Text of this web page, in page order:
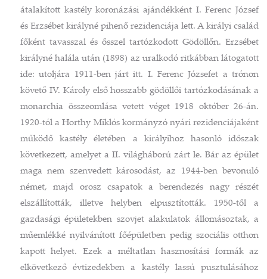
átalakított kastély koronázási ajándékként I. Ferenc József
és Erzsébet királyné pihenő rezidenciája lett. A királyi család
főként tavasszal és ősszel tartózkodott Gödöllőn. Erzsébet
királyné halála után (1898) az uralkodó ritkábban látogatott
ide: utoljára 1911-ben járt itt. I. Ferenc Józsefet a trónon
követő IV. Károly első hosszabb gödöllői tartózkodásának a
monarchia összeomlása vetett véget 1918 október 26-án.
1920-tól a Horthy Miklós kormányzó nyári rezidenciájaként
működő kastély életében a királyihoz hasonló időszak
következett, amelyet a II. világháború zárt le. Bár az épület
maga nem szenvedett károsodást, az 1944-ben bevonuló
német, majd orosz csapatok a berendezés nagy részét
elszállították, illetve helyben elpusztították. 1950-től a
gazdasági épületekben szovjet alakulatok állomásoztak, a
műemlékké nyilvánított főépületben pedig szociális otthon
kapott helyet. Ezek a méltatlan hasznosítási formák az
elkövetkező évtizedekben a kastély lassú pusztulásához